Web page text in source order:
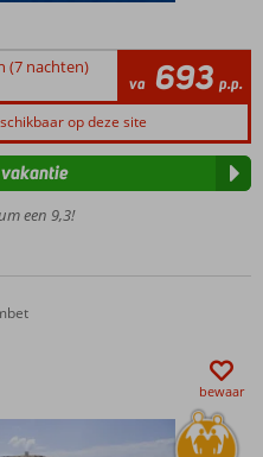
(7 nachten)
va 693 p.p.
op deze site
een 9,3!
bewaar